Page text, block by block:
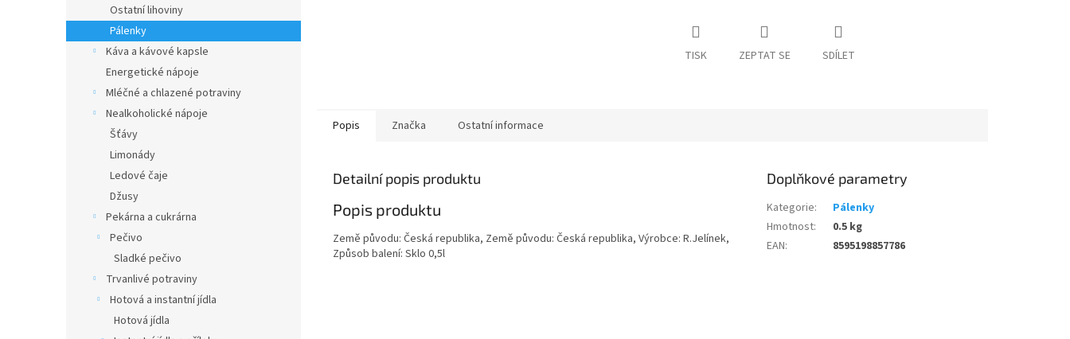
Ostatní lihoviny
Pálenky
Káva a kávové kapsle
Energetické nápoje
Mléčné a chlazené potraviny
Nealkoholické nápoje
Šťávy
Limonády
Ledové čaje
Džusy
Pekárna a cukrárna
Pečivo
Sladké pečivo
Trvanlivé potraviny
Hotová a instantní jídla
Hotová jídla
TISK ZEPTAT SE SDÍLET
Popis Značka Ostatní informace
Detailní popis produktu
Popis produktu
Země původu: Česká republika, Země původu: Česká republika, Výrobce: R.Jelínek,
Způsob balení: Sklo 0,5l
Doplňkové parametry
Kategorie:
Pálenky
Hmotnost:
0.5 kg
EAN: 8595198857786